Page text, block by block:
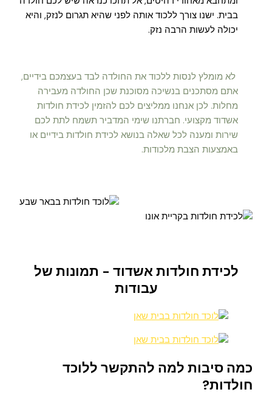
בבית. ישנו צורך ללכוד אותה לפני שהיא תגרום לנזק, והיא
יכולה לעשות הרבה נזק.
לא מומלץ לנסות ללכוד את החולדה לבד בעצמכם בידיים,
אתם מסתכנים בנשיכה מסוכנת שכן החולדה מעבירה
מחלות. לכן אנחנו ממליצים לכם להזמין לכידת חולדות
אשדוד מקצועי. חברתנו שימי המדביר תשמח לתת לכם
שירות ומענה לכל שאלה בנושא לכידת חולדות בידיים או
באמצעות הצבת מלכודות.
לכידת חולדות אשדוד - תמונות של
עבודות
כמה סיבות למה להתקשר ללוכד
חולדות?